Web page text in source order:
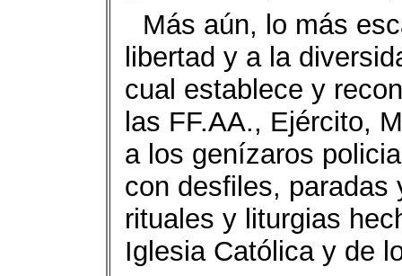
Más aún, lo más
libertad y a la
cual establece y
las FF.AA., Ejército,
a los genízaros
con desfiles,
rituales y liturgias
Iglesia Católica y de